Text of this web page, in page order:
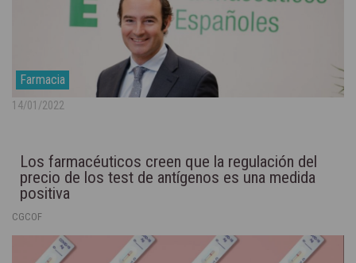
Farmacia
14/01/2022
Los farmacéuticos creen que la regulación del
precio de los test de antígenos es una medida
positiva
CGCOF